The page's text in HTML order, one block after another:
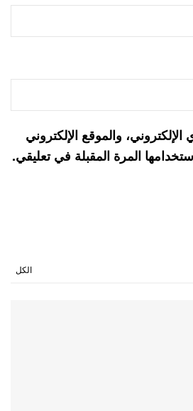
والموقع الإلكتروني
المرة المقبلة في تعليقي.
الكل